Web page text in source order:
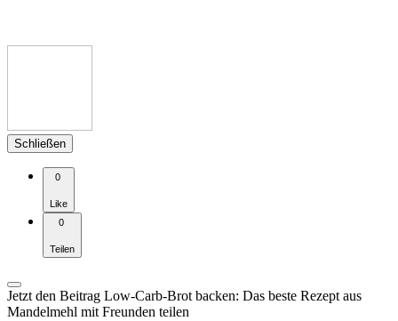
Schließen
0
Like
0
Teilen
Jetzt den Beitrag Low-Carb-Brot backen: Das beste Rezept aus
Mandelmehl mit Freunden teilen